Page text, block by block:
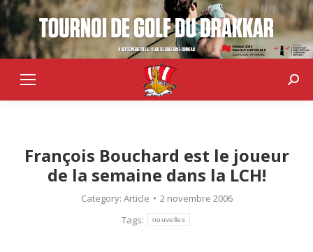
François Bouchard est le joueur
de la semaine dans la LCH!
Category: Article
2 novembre 2006
Tags:
nouvelles